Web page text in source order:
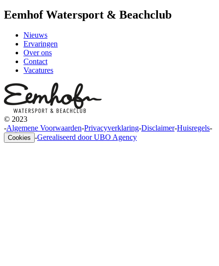
Eemhof Watersport & Beachclub
Nieuws
Ervaringen
Over ons
Contact
Vacatures
© 2023
-Algemene Voorwaarden-Privacyverklaring-Disclaimer-Huisregels-
Cookies -Gerealiseerd door UBO Agency